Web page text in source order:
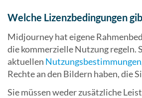
Welche Lizenzbedingungen
Midjourney hat eigene
die kommerzielle Nutzung regeln.
aktuellen Nutzungsbestimmungen
Rechte an den Bildern haben, die
Sie müssen weder zusätzliche